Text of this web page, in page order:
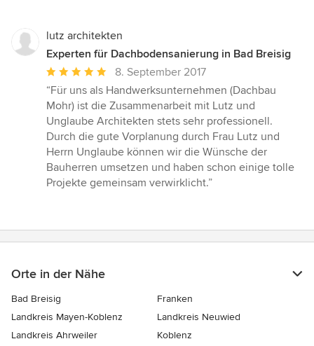
lutz architekten
Experten für Dachbodensanierung in Bad Breisig
Durchschnittliche
Bewertung:
5
von
5
Sternen
8. September 2017
“Für uns als Handwerksunternehmen (Dachbau
Mohr) ist die Zusammenarbeit mit Lutz und
Unglaube Architekten stets sehr professionell.
Durch die gute Vorplanung durch Frau Lutz und
Herrn Unglaube können wir die Wünsche der
Bauherren umsetzen und haben schon einige tolle
Projekte gemeinsam verwirklicht.”
Orte in der Nähe
Bad Breisig
Franken
Landkreis Mayen-Koblenz
Landkreis Neuwied
Landkreis Ahrweiler
Koblenz